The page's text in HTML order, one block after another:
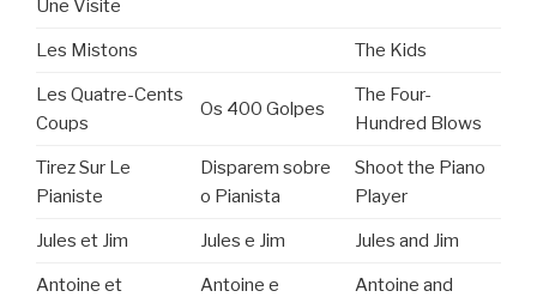
Une Visite
Les Mistons The Kids
Les Quatre-Cents
Coups
Os 400 Golpes
The Four-
Hundred Blows
Tirez Sur Le
Pianiste
Disparem sobre
o Pianista
Shoot the Piano
Player
Jules et Jim Jules e Jim Jules and Jim
Antoine et
Antoine e
Antoine and